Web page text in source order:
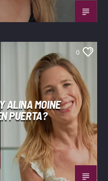
0
ALINA MOINE
PUERTA?